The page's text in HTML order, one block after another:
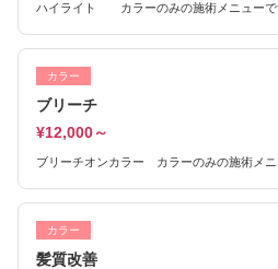
ハイライト カラーのみの施術メニューで
カラー
ブリーチ
¥12,000～
ブリーチオンカラー カラーのみの施術メ
カラー
髪質改善